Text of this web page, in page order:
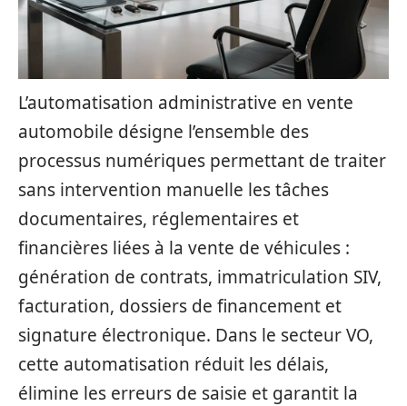
L’automatisation administrative en vente
automobile désigne l’ensemble des
processus numériques permettant de traiter
sans intervention manuelle les tâches
documentaires, réglementaires et
financières liées à la vente de véhicules :
génération de contrats, immatriculation SIV,
facturation, dossiers de financement et
signature électronique. Dans le secteur VO,
cette automatisation réduit les délais,
élimine les erreurs de saisie et garantit la